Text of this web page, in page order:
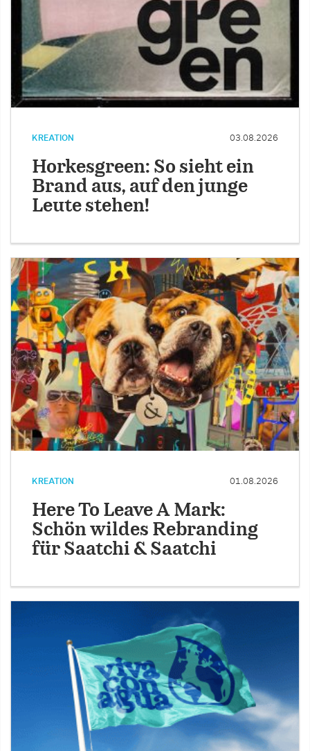
KREATION 03.08.2026
Horkesgreen: So sieht ein
Brand aus, auf den junge
Leute stehen!
KREATION 01.08.2026
Here To Leave A Mark:
Schön wildes Rebranding
für Saatchi & Saatchi